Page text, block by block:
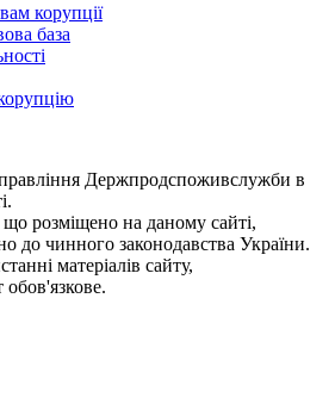
корупції
база
Держпродспоживслужби в
що розміщено на даному сайті,
до чинного законодавства України.
матеріалів сайту,
обов'язкове.